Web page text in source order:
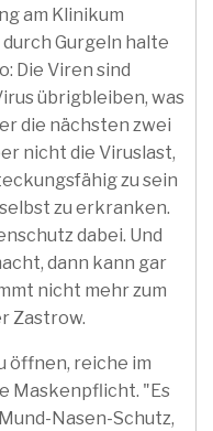
am Klinikum
Gurgeln halte
Die Viren sind
übrigbleiben, was
die nächsten zwei
nicht die Viruslast,
zu sein
zu erkranken.
dabei. Und
dann kann gar
nicht mehr zum
Zastrow.
öffnen, reiche im
Maskenpflicht. "Es
Nasen-Schutz,